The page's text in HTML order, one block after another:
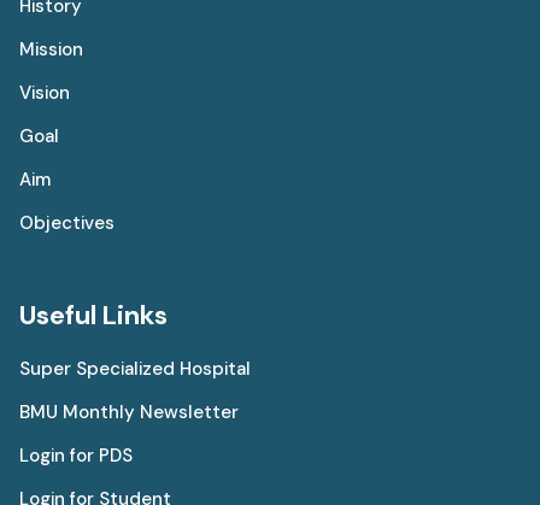
History
Mission
Vision
Goal
Aim
Objectives
Useful Links
Super Specialized Hospital
BMU Monthly Newsletter
Login for PDS
Login for Student